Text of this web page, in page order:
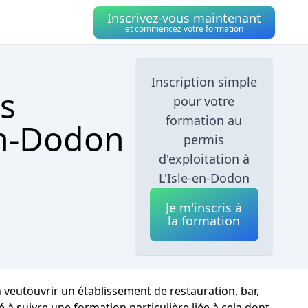
Inscrivez-vous maintenant
et commencez votre formation
Dodon
Inscription simple
pour votre
formation au
permis
d'exploitation à
L'Isle-en-Dodon
Je m'inscris à
la formation
un établissement de restauration, bar,